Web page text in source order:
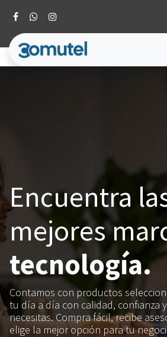
Encuentra
mejores
tecnología.
Contamos con productos
tu día a día con calidad, confianza
necesitas. Compra fácil, recibe
elige la mejor opción para tu